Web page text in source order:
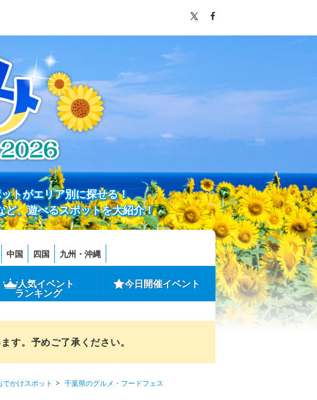
トがエリア別に探せる！
、遊べるスポットを大紹介！
中国 四国 九州・沖縄
人気イベント
ランキング
今日開催イベント
す。予めご了承ください。
かけスポット
千葉県のグルメ・フードフェス